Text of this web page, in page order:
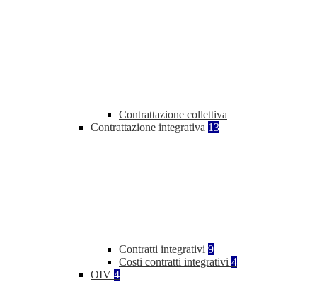
Contrattazione collettiva
Contrattazione integrativa 13
Contratti integrativi 9
Costi contratti integrativi 4
OIV 4